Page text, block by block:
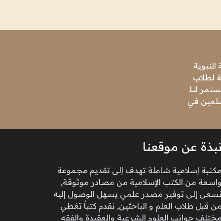
لطلاب
لنا.
في
نبذة عن موقعنا
مكتبة إسلامية شاملة تهدف إلى تقديم مجموعة
واسعة من الكتب الإسلامية من مصادر موثوقة,
نسعى إلى توفير مصدر علمي يسهل الوصول إليه
من قبل طلاب العلم و الباحثين, نقدم كتباً تغطي
مختلف جوانب العلوم الشرعية والعقيدة والفقه